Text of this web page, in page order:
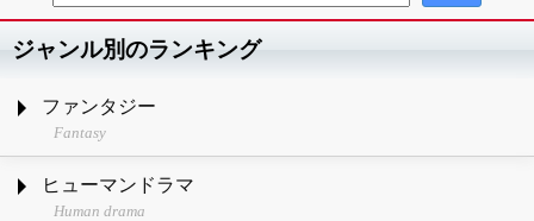
ジャンル別のランキング
ファンタジー
Fantasy
ヒューマンドラマ
Human drama